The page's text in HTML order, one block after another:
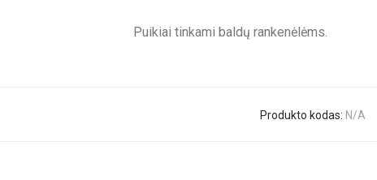
Puikiai tinkami baldų rankenėlėms.
Produkto kodas: N/A